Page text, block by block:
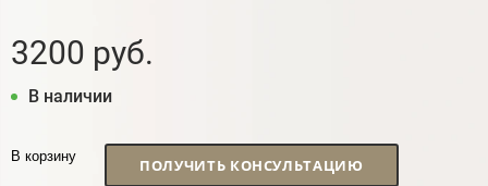
3200 руб.
В наличии
В корзину ПОЛУЧИТЬ КОНСУЛЬТАЦИЮ